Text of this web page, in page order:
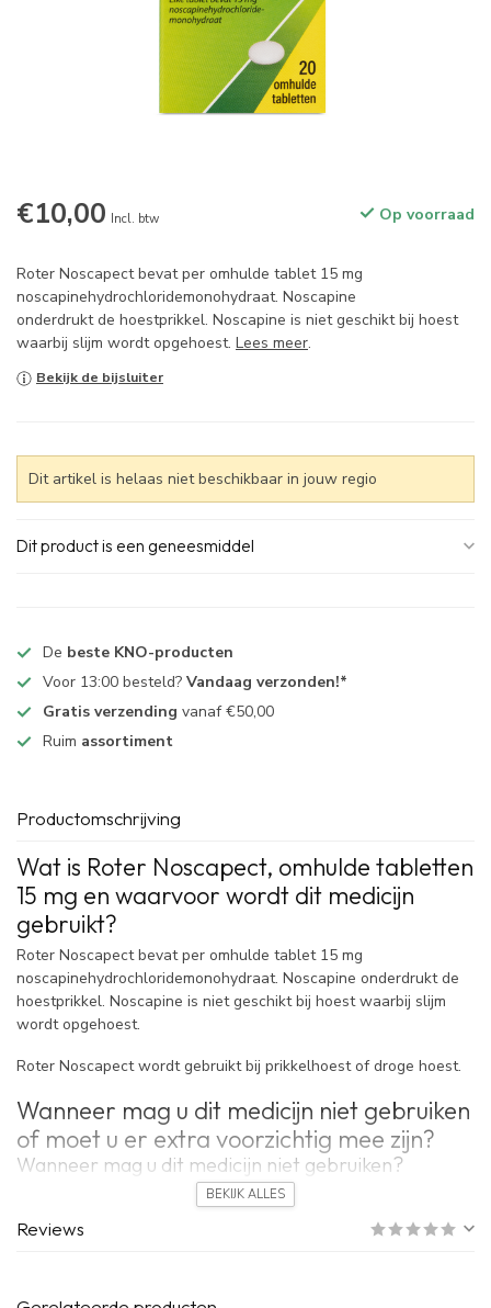
€10,00 Incl. btw Op voorraad
Roter Noscapect bevat per omhulde tablet 15 mg
noscapinehydrochloridemonohydraat. Noscapine
onderdrukt de hoestprikkel. Noscapine is niet geschikt bij hoest
waarbij slijm wordt opgehoest. Lees meer.
Bekijk de bijsluiter
Dit artikel is helaas niet beschikbaar in jouw regio
Dit product is een geneesmiddel
De beste KNO-producten
Voor 13:00 besteld? Vandaag verzonden!*
Gratis verzending vanaf €50,00
Ruim assortiment
Productomschrijving
Wat is Roter Noscapect, omhulde tabletten
15 mg en waarvoor wordt dit medicijn
gebruikt?
Roter Noscapect bevat per omhulde tablet 15 mg
noscapinehydrochloridemonohydraat. Noscapine onderdrukt de
hoestprikkel. Noscapine is niet geschikt bij hoest waarbij slijm
wordt opgehoest.
Roter Noscapect wordt gebruikt bij prikkelhoest of droge hoest.
Wanneer mag u dit medicijn niet gebruiken
of moet u er extra voorzichtig mee zijn?
Wanneer mag u dit medicijn niet gebruiken?
U bent allergisch voor een van de stoffen in dit medicijn.
medicijn?’.
BEKIJK ALLES
Reviews